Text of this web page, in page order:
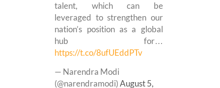
talent, which can be
leveraged to strengthen our
nation’s position as a global
hub for…
https://t.co/8ufUEddPTv
— Narendra Modi
(@narendramodi)August 5,